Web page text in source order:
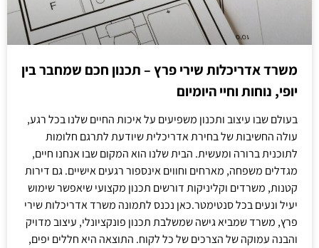
משרד אדריכלות שירי פרץ – תכנון חכם שמחבר בין
יופי, נוחות וחיי היומיום
בעולם שבו עיצוב ותכנון משפיעים על איכות החיים שלנו בכל רגע,
עולה החשיבות של בחירת אדריכלית שיודעת לתרגם חלומות
לתוכנית ברורה ומעשית. הבית שלנו הוא המקום שבו אנחנו חיים,
מגדלים משפחה, מארחים וחווים אינספור רגעים אישיים. גם דירות
קטנות, משרדים וקליניקות דורשים תכנון מקצועי שיאפשר שימוש
יעיל ונעים בכל סנטימטר.כאן נכנס לתמונה משרד אדריכלות שירי
פרץ, משרד שמביא גישה שמשלבת תכנון פונקציונלי, עיצוב מדויק
והבנה עמוקה של הצרכים של כל לקוח. התוצאה היא חללים יפים,